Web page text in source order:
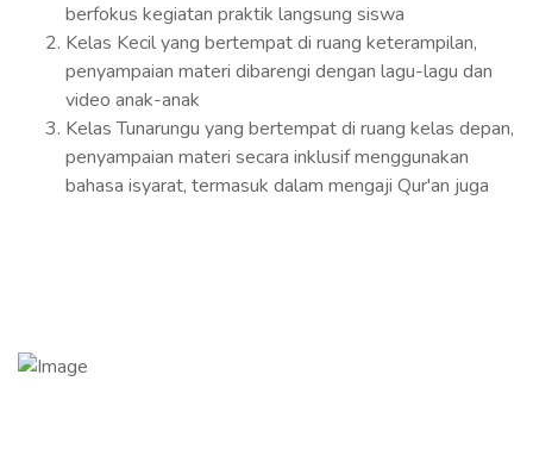
berfokus kegiatan praktik langsung siswa
Kelas Kecil yang bertempat di ruang keterampilan,
penyampaian materi dibarengi dengan lagu-lagu dan
video anak-anak
Kelas Tunarungu yang bertempat di ruang kelas depan,
penyampaian materi secara inklusif menggunakan
bahasa isyarat, termasuk dalam mengaji Qur'an juga